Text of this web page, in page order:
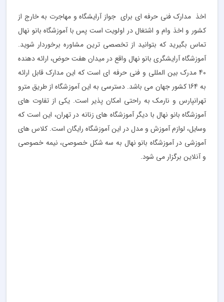
اخذ مدارک فنی حرفه ای برای جواز آرایشگاه و مهاجرت به خارج از
کشور و اخذ وام و اشتغال در اولویت است پس با آموزشگاه بانو نهال
تماس بگیرید که بتوانید از تخصصی ترین مشاوره برخوردار شوید.
آموزشگاه آرایشگری بانو نهال واقع در میدان هفت حوض، ارائه دهنده
40 مدرک بین المللی و فنی حرفه ای است که این مدارک قابل ارائه
به 164 کشور جهان می باشد. دسترسی به این آموزشگاه از طریق مترو
تهرانپارس و نارمک به راحتی امکان پذیر است. یکی از تفاوت های
آموزشگاه بانو نهال با دیگر آموزشگاه های زنانه در تهران، این است که
وسایل، لوازم آموزش و مدل در این آموزشگاه رایگان است. کلاس های
آموزشی در آموزشگاه بانو نهال به سه شکل خصوصی، نیمه خصوصی
و آنلاین برگزار می شود.